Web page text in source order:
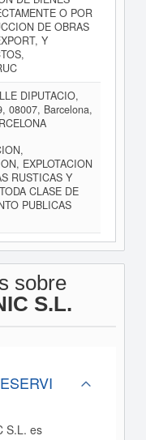
O POR
DE OBRAS
Y
DIPUTACIO,
08007, Barcelona,
EXPLOTACION
RUSTICAS Y
CLASE DE
PUBLICAS
sobre
S.L.
S.L. es